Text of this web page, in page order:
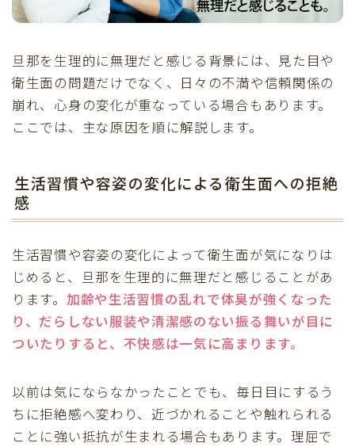
旦那を生理的に無理だと感じる背景には、見た目や
衛生面の問題だけでなく、日々の不満や信頼関係の
崩れ、心身の変化が重なっている場合もあります。
ここでは、主な原因を順に解説します。
生活習慣や容姿の変化による衛生面への拒絶
感
生活習慣や容姿の変化によって衛生面が気になりは
じめると、旦那を生理的に無理だと感じることがあ
ります。 加齢や生活習慣の乱れで体臭が強くなった
り、だらしない服装や清潔感のない振る舞いが目に
ついたりすると、不快感は一気に高まります。
以前は気にならなかったことでも、毎日目にするう
ちに拒絶感へ変わり、近づかれることや触れられる
ことに強い抵抗が生まれる場合もあります。理屈で